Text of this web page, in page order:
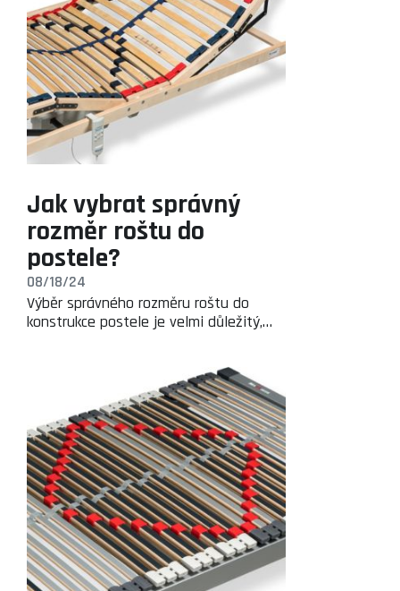
Jak vybrat správný
rozměr roštu do
postele?
08/18/24
Výběr správného rozměru roštu do
konstrukce postele je velmi důležitý,…